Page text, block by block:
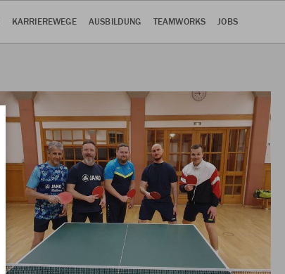
KARRIEREWEGE AUSBILDUNG TEAMWORKS JOBS